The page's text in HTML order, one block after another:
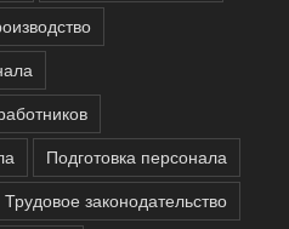
Подготовка персонала
Трудовое законодательство